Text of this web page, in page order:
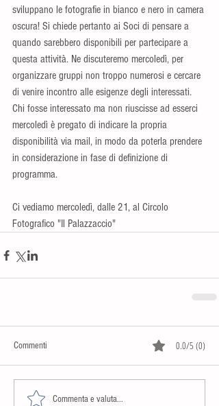
sviluppano le fotografie in bianco e nero in camera
oscura! Si chiede pertanto ai Soci di pensare a
quando sarebbero disponibili per partecipare a
questa attività. Ne discuteremo mercoledì, per
organizzare gruppi non troppo numerosi e cercare
di venire incontro alle esigenze degli interessati.
Chi fosse interessato ma non riuscisse ad esserci
mercoledì è pregato di indicare la propria
disponibilità via mail, in modo da poterla prendere
in considerazione in fase di definizione di
programma.
Ci vediamo mercoledì, dalle 21, al Circolo
Fotografico "Il Palazzaccio"
Commenti 0.0/5 (0)
Commenta e valuta...